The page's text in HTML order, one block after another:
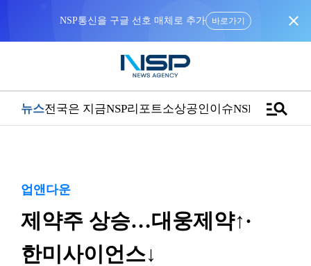
NSP통신을 구글 선호 매체로 추가 바로가기 close
뉴스전국은 지금NSP리포트소상공인이슈NSPTVmanage_search
업앤다운
제약주 상승…대웅제약↑·
한미사이언스↓